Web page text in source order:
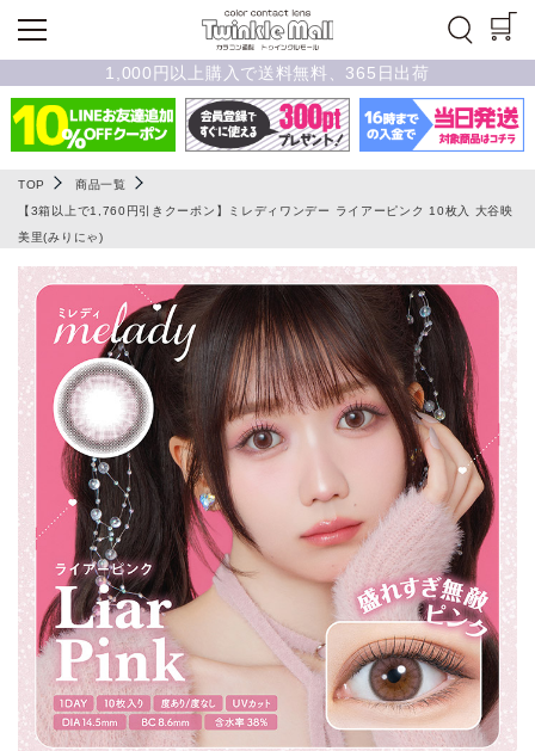
1,000円以上購入で送料無料、365日出荷
TOP
商品一覧
【3箱以上で1,760円引きクーポン】ミレディワンデー ライアーピンク 10枚入 大谷映
美里(みりにゃ)